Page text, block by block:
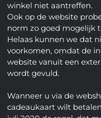
winkel niet aantreffen.
Ook op de website
norm zo goed mogelijk
Helaas kunnen we dat
voorkomen, omdat de
website vanuit een
wordt gevuld.
Wanneer u via de
cadeaukaart wilt